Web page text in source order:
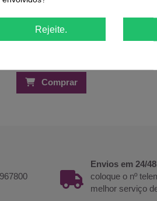
Comprar
Envios em 24/
coloque o nº
melhor serviço
Rejeite.